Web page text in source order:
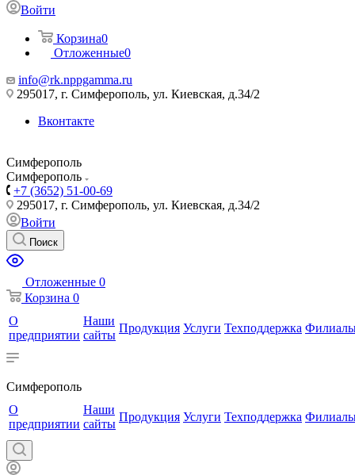
Войти
Корзина0
Отложенные0
info@rk.nppgamma.ru
295017, г. Симферополь, ул. Киевская, д.34/2
Вконтакте
Симферополь
Симферополь
+7 (3652) 51-00-69
295017, г. Симферополь, ул. Киевская, д.34/2
Войти
Поиск
Отложенные 0
Корзина 0
О
предприятии
Наши
сайты
Продукция Услуги Техподдержка
Симферополь
О
предприятии
Наши
сайты
Продукция Услуги Техподдержка